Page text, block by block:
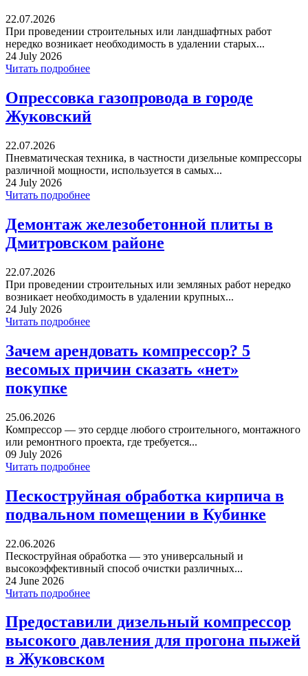
22.07.2026
При проведении строительных или ландшафтных работ
нередко возникает необходимость в удалении старых...
24 July 2026
Читать подробнее
Опрессовка газопровода в городе
Жуковский
22.07.2026
Пневматическая техника, в частности дизельные компрессоры
различной мощности, используется в самых...
24 July 2026
Читать подробнее
Демонтаж железобетонной плиты в
Дмитровском районе
22.07.2026
При проведении строительных или земляных работ нередко
возникает необходимость в удалении крупных...
24 July 2026
Читать подробнее
Зачем арендовать компрессор? 5
весомых причин сказать «нет»
покупке
25.06.2026
Компрессор — это сердце любого строительного, монтажного
или ремонтного проекта, где требуется...
09 July 2026
Читать подробнее
Пескоструйная обработка кирпича в
подвальном помещении в Кубинке
22.06.2026
Пескоструйная обработка — это универсальный и
высокоэффективный способ очистки различных...
24 June 2026
Читать подробнее
Предоставили дизельный компрессор
высокого давления для прогона пыжей
в Жуковском